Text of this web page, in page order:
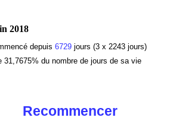
2018
depuis 6729jours (3 x 2243 jours)
31,7675% du nombre de jours de sa vie
Recommencer